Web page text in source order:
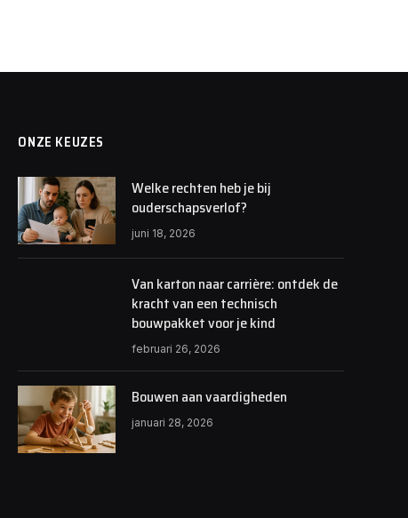
ONZE KEUZES
Welke rechten heb je bij
ouderschapsverlof?
juni 18, 2026
Van karton naar carrière: ontdek de
kracht van een technisch
bouwpakket voor je kind
februari 26, 2026
Bouwen aan vaardigheden
januari 28, 2026